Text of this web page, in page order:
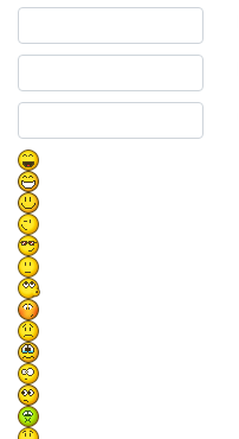
Текст комментария